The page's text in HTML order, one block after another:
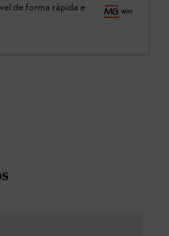
de forma rápida e